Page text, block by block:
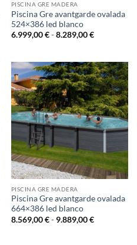
PISCINA GRE MADERA
Piscina Gre avantgarde ovalada
524×386 led blanco
6.999,00€ - 8.289,00€Rango
6.999,00 €
hasta
8.289,00 €
PISCINA GRE MADERA
Piscina Gre avantgarde ovalada
664×386 led blanco
8.569,00€ - 9.889,00€Rango